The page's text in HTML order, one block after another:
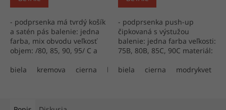
- podprsenka má tvrdý košík
a satén pás balenie: jedna
farba, mix obvodu veľkosť
objem: /80, 85, 90, 95/ C a
85% polyamid, 15% elastan
biela kremova cierna bledohneda lososruza
- podprsenka push-up
čipkovaná s výstužou
balenie: jedna farba veľkosti:
75B, 80B, 85C, 90C materiál:
výroba: Turecko
biela cierna modrykvet